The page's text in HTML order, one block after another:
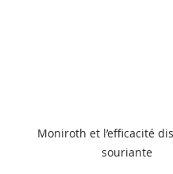
Moniroth et l’efficacité
souriante